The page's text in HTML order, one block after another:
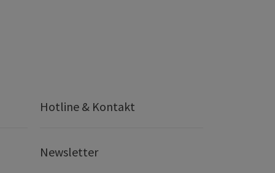
Hotline & Kontakt
Newsletter